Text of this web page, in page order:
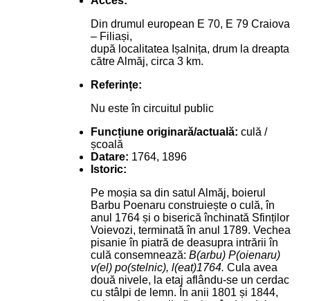
Din drumul european E 70, E 79 Craiova
– Filiași,
după localitatea Ișalnița, drum la dreapta
către Almăj, circa 3 km.
Referințe:
Nu este în circuitul public
Funcțiune originară/actuală: culă /
școală
Datare: 1764, 1896
Istoric:
Pe moșia sa din satul Almăj, boierul
Barbu Poenaru construiește o culă, în
anul 1764 și o biserică închinată Sfinților
Voievozi, terminată în anul 1789. Vechea
pisanie în piatră de deasupra intrării în
culă consemnează: B(arbu) P(oienaru)
v(el) po(stelnic), l(eat)1764. Cula avea
două nivele, la etaj aflându-se un cerdac
cu stâlpi de lemn. În anii 1801 și 1844,